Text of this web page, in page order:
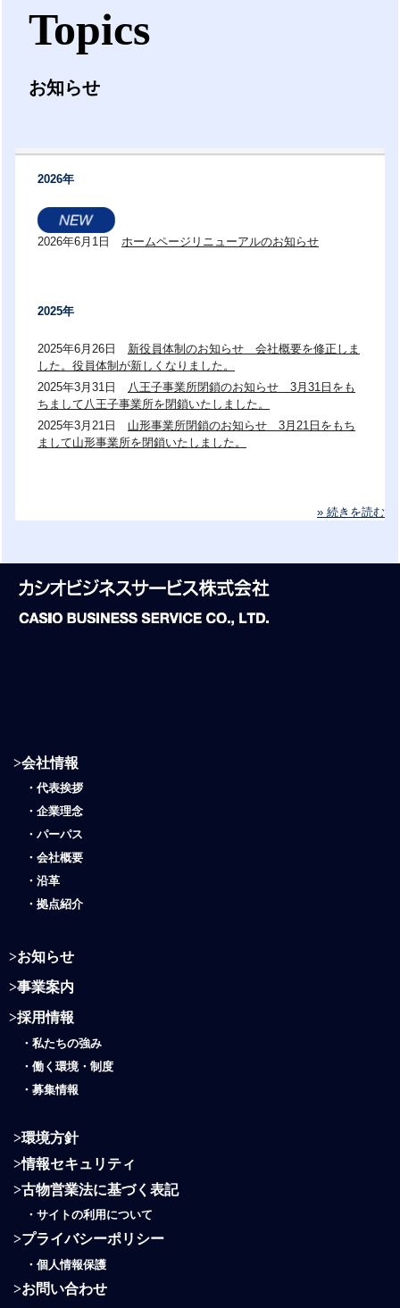
Topics
お知らせ
2026年
2026年6月1日 ホームページリニューアルのお知らせ
2025年
2025年6月26日 新役員体制のお知らせ 会社概要を修正しま
した。役員体制が新しくなりました。
2025年3月31日
八王子事業所閉鎖のお知らせ 3月31日をも
ちまして八王子事業所を閉鎖いたしました。
2025年3月21日 山形事業所閉鎖のお知らせ 3月21日をもち
まして山形事業所を閉鎖いたしました。
» 続きを読む
>会社情報
・ 代表挨拶
・ 企業理念
・ パーパス
・ 会社概要
・ 沿革
・ 拠点紹介
>お知らせ
>事業案内
>採用情報
・ 私たちの強み
・働く環境・制度
・ 募集情報
>環境方針
>情報セキュリティ
>古物営業法に基づく表記
・ サイトの利用について
>プライバシーポリシー
・ 個人情報保護
>お問い合わせ